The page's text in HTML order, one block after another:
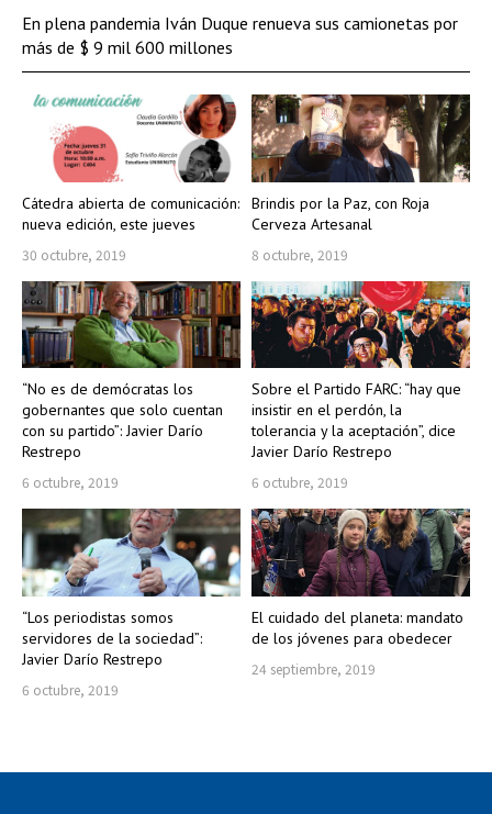
Cátedra abierta de comunicación:
nueva edición, este jueves
30 octubre, 2019
Brindis por la Paz, con Roja
Cerveza Artesanal
8 octubre, 2019
“No es de demócratas los
gobernantes que solo cuentan
con su partido”: Javier Darío
Restrepo
6 octubre, 2019
Sobre el Partido FARC: “hay que
insistir en el perdón, la
tolerancia y la aceptación”, dice
Javier Darío Restrepo
6 octubre, 2019
“Los periodistas somos
servidores de la sociedad”:
Javier Darío Restrepo
6 octubre, 2019
El cuidado del planeta: mandato
de los jóvenes para obedecer
24 septiembre, 2019
En plena pandemia Iván Duque renueva sus camionetas por
más de $ 9 mil 600 millones